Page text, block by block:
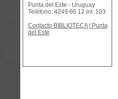
Punta del Este - Uruguay
Teléfono: 4249 66 12 int. 103
Contacto BIBLIOTECA | Punta
del Este